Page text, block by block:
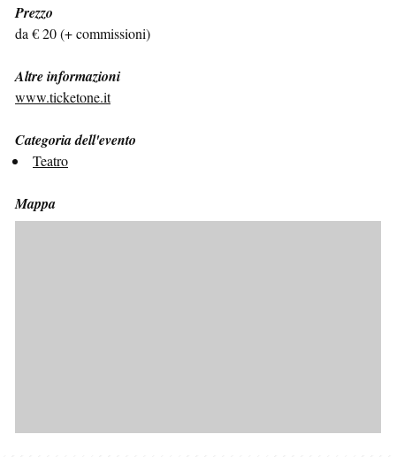
Prezzo
da € 20 (+ commissioni)
Altre informazioni
www.ticketone.it
Categoria dell'evento
Teatro
Mappa